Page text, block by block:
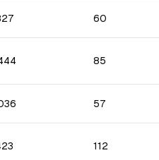
60
85
57
112